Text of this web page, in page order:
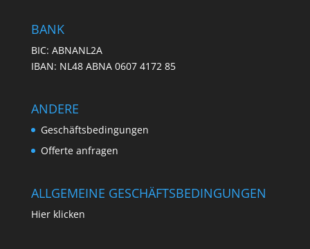
BANK
BIC: ABNANL2A
IBAN: NL48 ABNA 0607 4172 85
ANDERE
Geschäftsbedingungen
Offerte anfragen
ALLGEMEINE GESCHÄFTSBEDINGUNGEN
Hier klicken